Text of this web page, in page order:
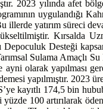
2023 yılında afet
uygulandığı
yatırım süreci
Kırsalda
Depoculuk Desteği
Sulama Amaçlı
olarak yapılması
yapılmıştır. 2023
kayıtlı 174,5 bin
100 artırılarak